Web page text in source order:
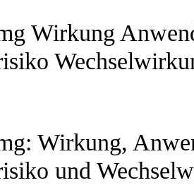
Wirkung
Wirkung,
und